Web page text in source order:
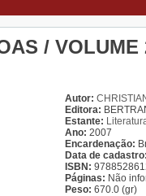
/ VOLUME
Autor:
Editora:
Estante:
Ano: 2007
Encardenação:
Data de
ISBN:
Páginas: Não
Peso: 670.0 (gr)